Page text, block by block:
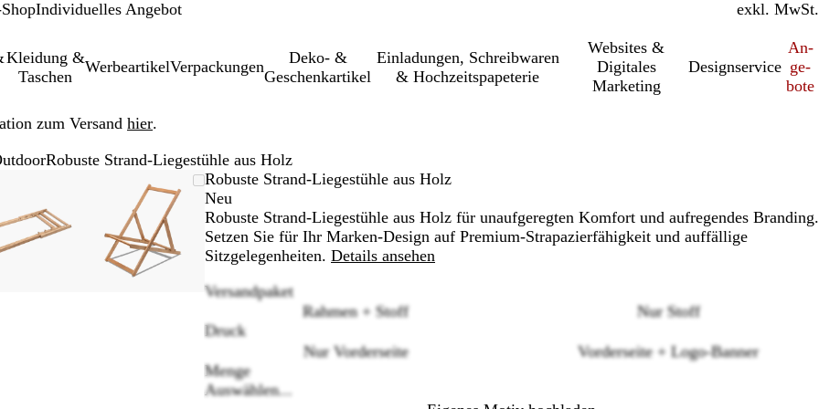
Individuelles Angebot inkl. MwSt.
exkl. MwSt.
Kleidung &
Taschen
WerbeartikelVerpackungen
Deko- &
Geschenkartikel
Einl­a­dung­en, Schreib­wa­ren
& Hochzeitspapeterie
Websites &
Digitales
Marketing
Designservice
An­­
ge­­
bo­­te
zum Versand hier.
Robuste Strand-Liegestühle aus Holz
Vergrößer-/verkleinerbares
Minimum
Vergrößern
die
Tasten
Vergrößer-/verkleinerbares
Bild
auf
Minimum
Klicken
zum
Vergrößern
Verwenden
Sie
die
Tasten
+
und
Pfeiltasten
Robuste Strand-Liegestühle aus Holz
Neu
Robuste Strand-Liegestühle aus Holz für unaufgeregten Komfort und aufregendes Branding.
Setzen Sie für Ihr Marken-Design auf Premium-Strapazierfähigkeit und auffällige
Sitzgelegenheiten. Details ansehen
Versandpaket
Rahmen + Stoff
Nur Stoff
Druck
Nur Vorderseite
Vorderseite + Logo-Banner
Menge
Auswählen...